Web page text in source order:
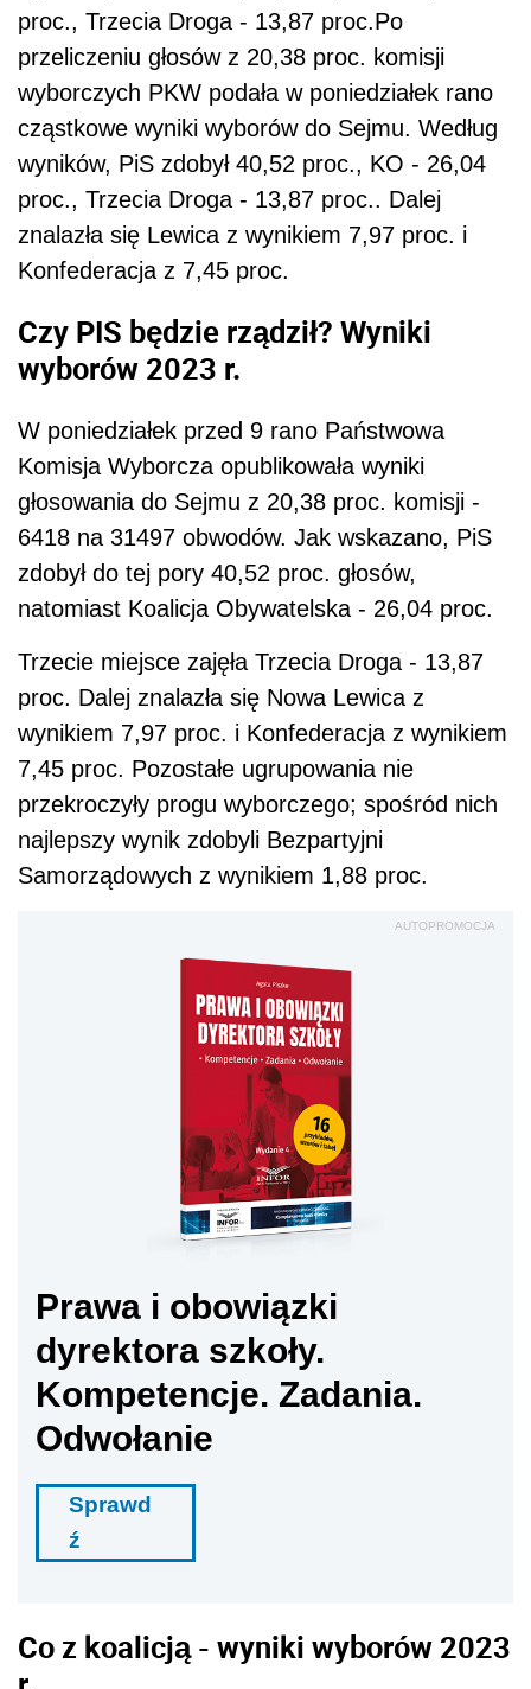
proc., Trzecia Droga - 13,87 proc.Po
przeliczeniu głosów z 20,38 proc. komisji
wyborczych PKW podała w poniedziałek rano
cząstkowe wyniki wyborów do Sejmu. Według
wyników, PiS zdobył 40,52 proc., KO - 26,04
proc., Trzecia Droga - 13,87 proc.. Dalej
znalazła się Lewica z wynikiem 7,97 proc. i
Konfederacja z 7,45 proc.
Czy PIS będzie rządził? Wyniki
wyborów 2023 r.
W poniedziałek przed 9 rano Państwowa
Komisja Wyborcza opublikowała wyniki
głosowania do Sejmu z 20,38 proc. komisji -
6418 na 31497 obwodów. Jak wskazano, PiS
zdobył do tej pory 40,52 proc. głosów,
natomiast Koalicja Obywatelska - 26,04 proc.
Trzecie miejsce zajęła Trzecia Droga - 13,87
proc. Dalej znalazła się Nowa Lewica z
wynikiem 7,97 proc. i Konfederacja z wynikiem
7,45 proc. Pozostałe ugrupowania nie
przekroczyły progu wyborczego; spośród nich
najlepszy wynik zdobyli Bezpartyjni
Samorządowych z wynikiem 1,88 proc.
AUTOPROMOCJA
Prawa i obowiązki
dyrektora szkoły.
Kompetencje. Zadania.
Odwołanie
Sprawd
ź
Co z koalicją - wyniki wyborów 2023